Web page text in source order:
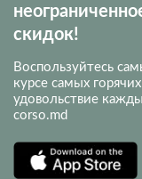
скидок!
Воспользуйтесь
курсе самых
удовольствие
corso.md